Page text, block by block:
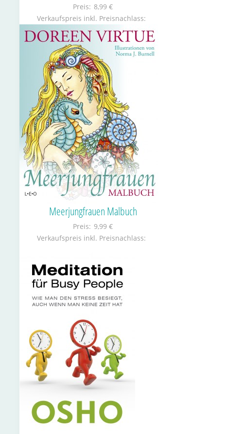
Preis: 8,99 €
Verkaufspreis inkl. Preisnachlass:
Meerjungfrauen Malbuch
Preis: 9,99 €
Verkaufspreis inkl. Preisnachlass: